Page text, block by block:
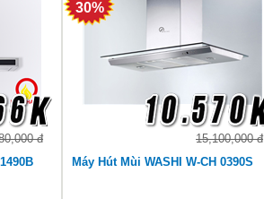
đ
30%
15,100,000 đ
Máy Hút Mùi WASHI W-CH 0390S